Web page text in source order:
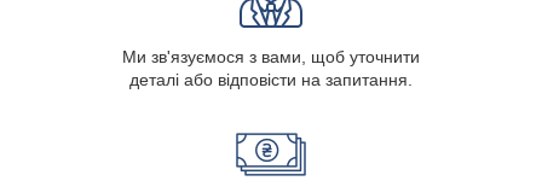
Ми зв'язуємося з вами, щоб уточнити
деталі або відповісти на запитання.